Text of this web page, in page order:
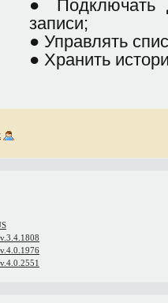
● Подключать
записи;
● Управлять
● Хранить